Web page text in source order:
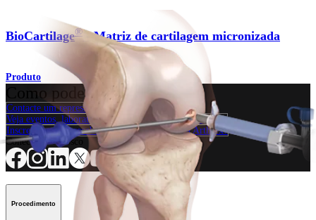
BioCartilage® - Matriz de cartilagem micronizada
Produto
Como podemos ajudar?
Contacte um representante
Veja eventos, laboratórios e oportunidades educacionais
Inscreva-se para receber: O que há de novo na Arthrex?
Conecte-se conosco
Procedimento